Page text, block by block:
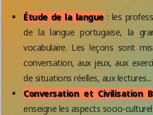
Étude de la langue: les
de la langue portugaise, la
vocabulaire. Les leçons sont
conversation, aux jeux, aux
de situations réelles, aux lectures...
Conversation et Civilisation
enseigne les aspects socio-